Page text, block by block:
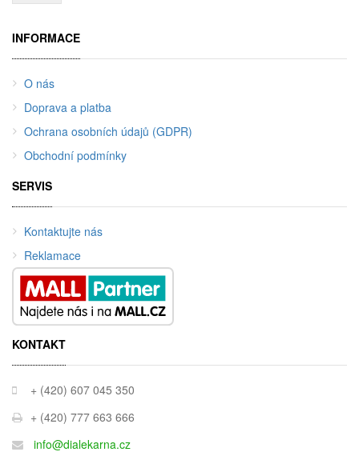
INFORMACE
O nás
Doprava a platba
Ochrana osobních údajů (GDPR)
Obchodní podmínky
SERVIS
Kontaktujte nás
Reklamace
KONTAKT
+ (420) 607 045 350
+ (420) 777 663 666
info@dialekarna.cz